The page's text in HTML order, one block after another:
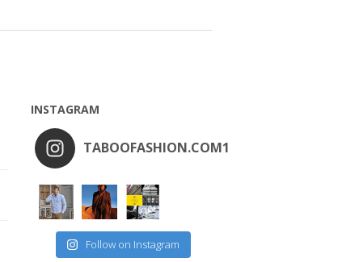
INSTAGRAM
TABOOFASHION.COM1
Follow on Instagram